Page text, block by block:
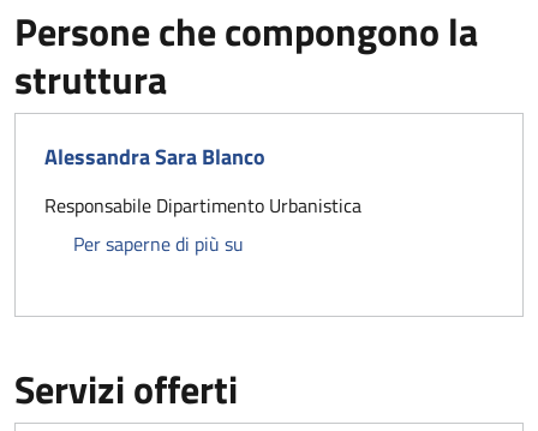
Persone che compongono la
struttura
Alessandra Sara Blanco
Responsabile Dipartimento Urbanistica
Per saperne di più su
Servizi offerti